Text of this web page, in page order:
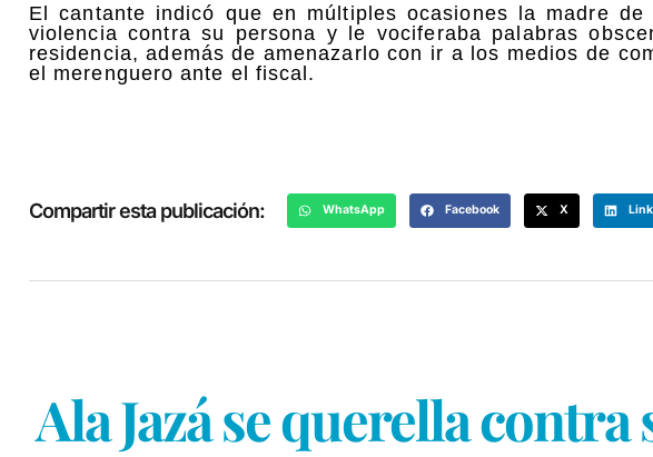
El cantante indicó que en múltiples ocasiones la madre
violencia contra su persona y le vociferaba palabras
residencia, además de amenazarlo con ir a los medios de
el merenguero ante el fiscal.
Compartir esta publicación: WhatsApp Facebook X
Ala Jazá se querella